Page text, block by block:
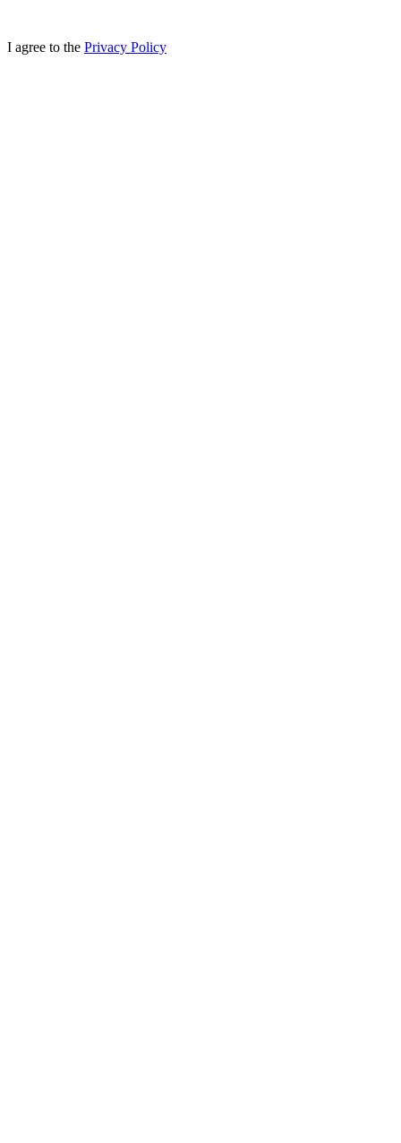
I agree to the Privacy Policy